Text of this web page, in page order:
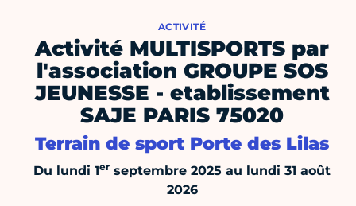
ACTIVITÉ
Activité MULTISPORTS par
l'association GROUPE SOS
JEUNESSE - etablissement
SAJE PARIS 75020
Terrain de sport Porte des Lilas
Du lundi 1er septembre 2025 au lundi 31 août
2026